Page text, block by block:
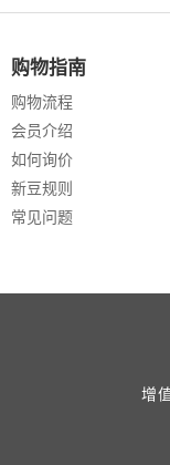
购物指南
购物流程
会员介绍
如何询价
新豆规则
常见问题
增